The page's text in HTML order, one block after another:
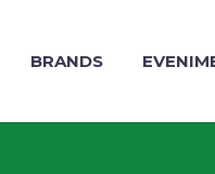
BRANDS